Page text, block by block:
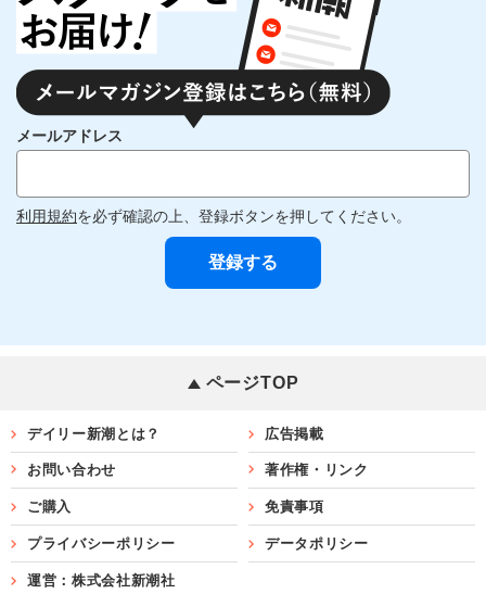
メールアドレス
利用規約を必ず確認の上、登録ボタンを押してください。
ページTOP
デイリー新潮とは？ 広告掲載
お問い合わせ 著作権・リンク
ご購入 免責事項
プライバシーポリシー データポリシー
運営：株式会社新潮社